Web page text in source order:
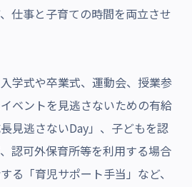
仕事と子育ての時間を両立させ
学式や卒業式、運動会、授業参
ベントを見逃さないための有給
見逃さないDay」、子どもを認
認可外保育所等を利用する場合
る「育児サポート手当」など、